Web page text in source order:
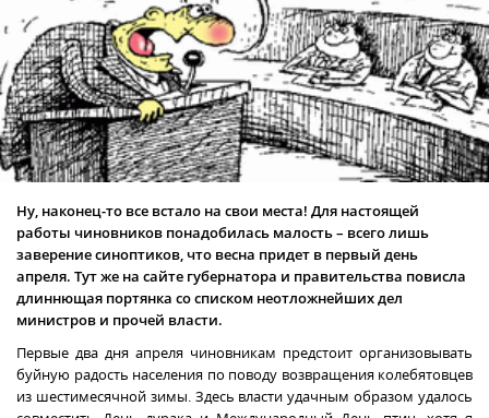
Ну, наконец-то все встало на свои места! Для настоящей
работы чиновников понадобилась малость – всего лишь
заверение синоптиков, что весна придет в первый день
апреля. Тут же на сайте губернатора и правительства повисла
длиннющая портянка со списком неотложнейших дел
министров и прочей власти.
Первые два дня апреля чиновникам предстоит организовывать
буйную радость населения по поводу возвращения колебятовцев
из шестимесячной зимы. Здесь власти удачным образом удалось